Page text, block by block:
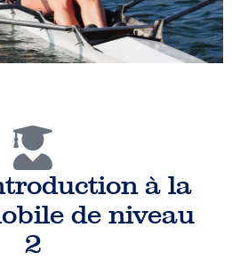
à la
de niveau
2